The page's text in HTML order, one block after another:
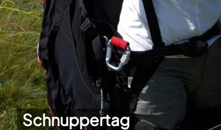
Schnuppertag